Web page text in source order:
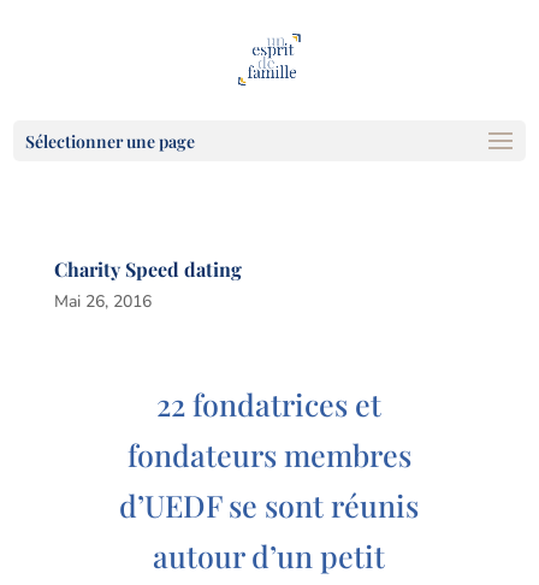
Sélectionner une page
Charity Speed dating
Mai 26, 2016
22 fondatrices et
fondateurs membres
d’UEDF se sont réunis
autour d’un petit